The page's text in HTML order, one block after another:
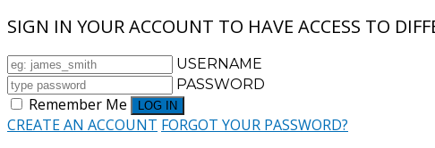
SIGN IN YOUR ACCOUNT TO HAVE ACCESS TO
USERNAME
PASSWORD
Remember Me
CREATE AN ACCOUNT FORGOT YOUR PASSWORD?